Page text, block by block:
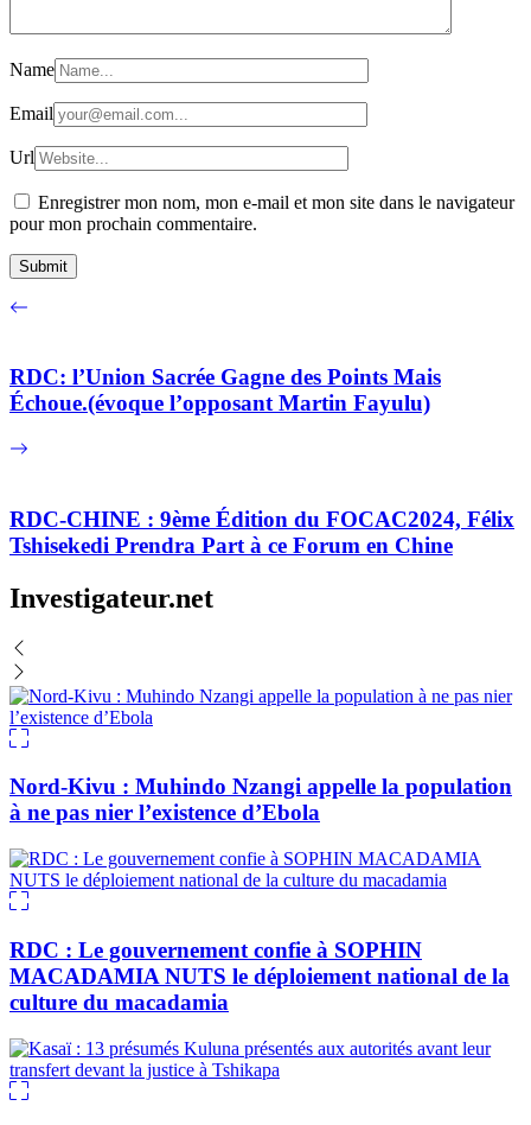
Name
Email
Url
Enregistrer mon nom, mon e-mail et mon site dans le navigateur
pour mon prochain commentaire.
RDC: l’Union Sacrée Gagne des Points Mais
Échoue.(évoque l’opposant Martin Fayulu)
RDC-CHINE : 9ème Édition du FOCAC2024, Félix
Tshisekedi Prendra Part à ce Forum en Chine
Investigateur.net
Nord-Kivu : Muhindo Nzangi appelle la population
à ne pas nier l’existence d’Ebola
RDC : Le gouvernement confie à SOPHIN
MACADAMIA NUTS le déploiement national de la
culture du macadamia